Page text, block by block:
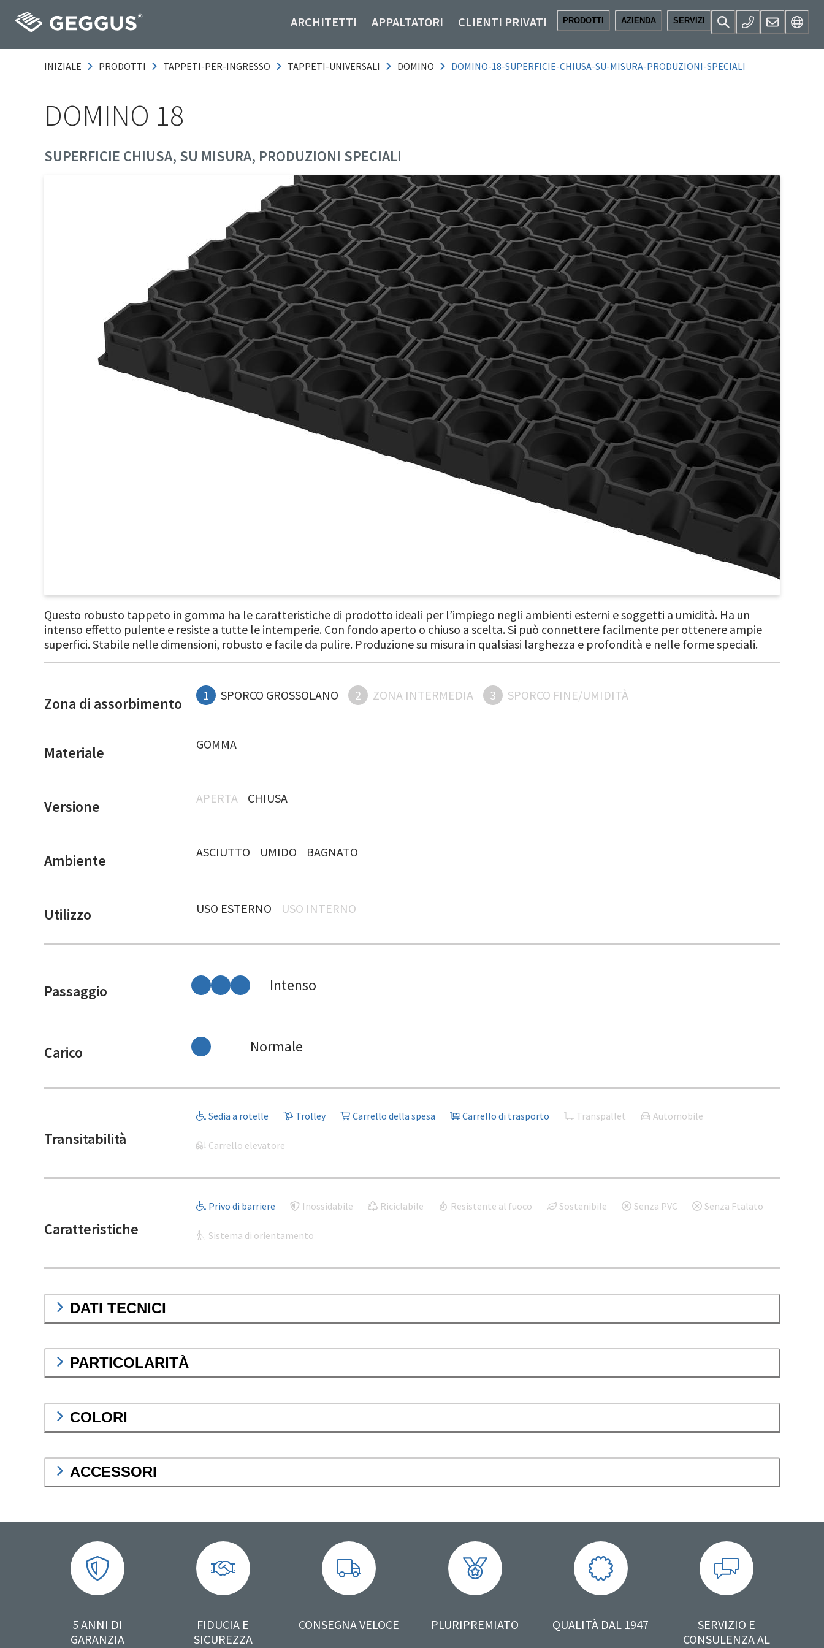
ARCHITETTI APPALTATORI CLIENTI PRIVATI PRODOTTI AZIENDA SERVIZI
INIZIALE PRODOTTI TAPPETI-PER-INGRESSO TAPPETI-UNIVERSALI DOMINO DOMINO-18-SUPERFICIE-CHIUSA-SU-MISURA-PRODUZIONI-SPECIALI
DOMINO 18
SUPERFICIE CHIUSA, SU MISURA, PRODUZIONI SPECIALI
Questo robusto tappeto in gomma ha le caratteristiche di prodotto ideali per l’impiego negli ambienti esterni e soggetti a umidità. Ha un
intenso effetto pulente e resiste a tutte le intemperie. Con fondo aperto o chiuso a scelta. Si può connettere facilmente per ottenere ampie
superfici. Stabile nelle dimensioni, robusto e facile da pulire. Produzione su misura in qualsiasi larghezza e profondità e nelle forme speciali.
Zona di assorbimento 1 SPORCO GROSSOLANO 2 ZONA INTERMEDIA 3 SPORCO FINE/UMIDITÀ
Materiale GOMMA
Versione APERTA CHIUSA
Ambiente ASCIUTTO UMIDO BAGNATO
Utilizzo USO ESTERNO USO INTERNO
Passaggio Intenso
Carico Normale
Transitabilità
Sedia a rotelle Trolley Carrello della spesa Carrello di trasporto Transpallet Automobile
Carrello elevatore
Caratteristiche
Privo di barriere Inossidabile Riciclabile Resistente al fuoco Sostenibile Senza PVC Senza Ftalato
Sistema di orientamento
DATI TECNICI
PARTICOLARITÀ
COLORI
ACCESSORI
5 ANNI DI
GARANZIA
FIDUCIA E
SICUREZZA
CONSEGNA VELOCE PLURIPREMIATO QUALITÀ DAL 1947
SERVIZIO E
CONSULENZA AL